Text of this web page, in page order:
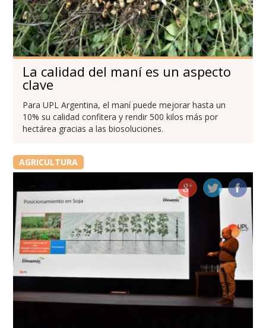
La calidad del maní es un aspecto
clave
Para UPL Argentina, el maní puede mejorar hasta un
10% su calidad confitera y rendir 500 kilos más por
hectárea gracias a las biosoluciones.
AGRICULTURA